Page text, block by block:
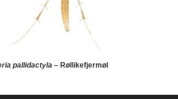
pallidactyla – Røllikefjermøl